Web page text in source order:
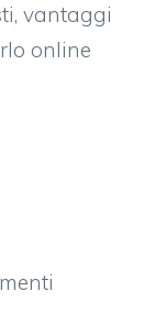
vantaggi
online